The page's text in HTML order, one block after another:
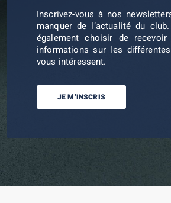
Inscrivez-vous à nos
manquer de l’actualité du
également choisir de
informations sur les
vous intéressent.
JE M’INSCRIS